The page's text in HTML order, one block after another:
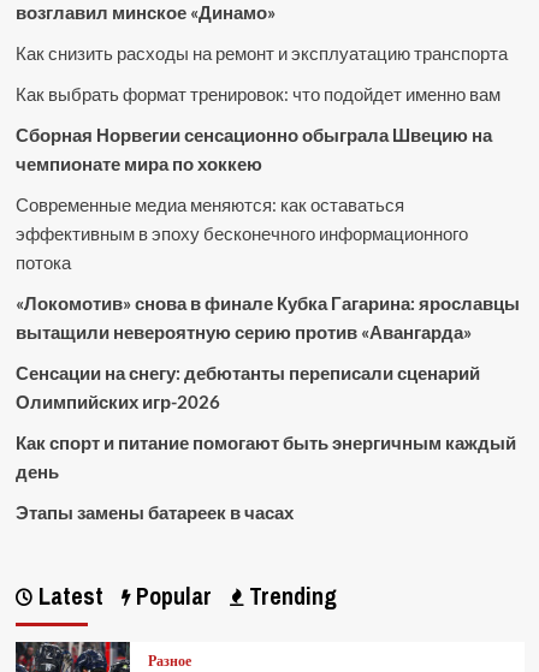
возглавил минское «Динамо»
Как снизить расходы на ремонт и эксплуатацию транспорта
Как выбрать формат тренировок: что подойдет именно вам
Сборная Норвегии сенсационно обыграла Швецию на
чемпионате мира по хоккею
Современные медиа меняются: как оставаться
эффективным в эпоху бесконечного информационного
потока
«Локомотив» снова в финале Кубка Гагарина: ярославцы
вытащили невероятную серию против «Авангарда»
Сенсации на снегу: дебютанты переписали сценарий
Олимпийских игр-2026
Как спорт и питание помогают быть энергичным каждый
день
Этапы замены батареек в часах
Latest Popular Trending
Разное